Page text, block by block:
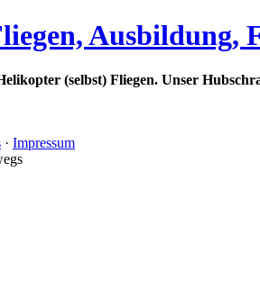
Ausbildung,
(selbst) Fliegen. Unser
· Impressum